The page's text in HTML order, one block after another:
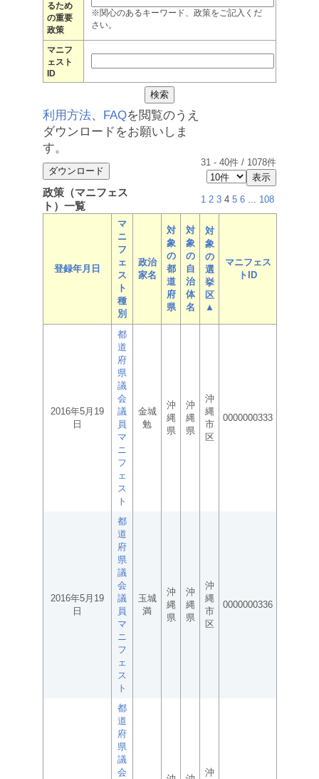
るため
の重要
政策
※関心のあるキーワード、政策をご記入くだ
さい。
マニフ
ェスト
ID
利用方法、 FAQを閲覧のうえ
ダウンロードをお願いしま
す。
31 - 40件 / 1078件
政策（マニフェス
ト）一覧
1 2 3 4 5 6 ... 108
登録年月日
マ
ニ
フ
ェ
ス
ト
種
別
政治
家名
対
象
の
都
道
府
県
対
象
の
自
治
体
名
対
象
の
選
挙
区
▲
マニフェス
トID
2016年5月19
日
都
道
府
県
議
会
議
員
マ
ニ
フ
ェ
ス
ト
金城
勉
沖
縄
県
沖
縄
県
沖
縄
市
区
0000000333
2016年5月19
日
都
道
府
県
議
会
議
員
マ
ニ
フ
ェ
ス
ト
玉城
満
沖
縄
県
沖
縄
県
沖
縄
市
区
0000000336
都
道
府
県
議
会
沖